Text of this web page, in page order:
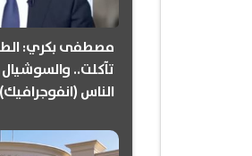
مصطفى بكري:
تآكلت..
الناس (انفوجرافيك)